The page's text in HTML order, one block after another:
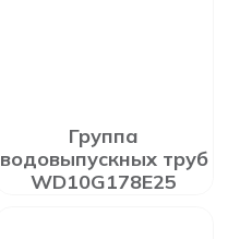
Группа
водовыпускных труб
WD10G178E25